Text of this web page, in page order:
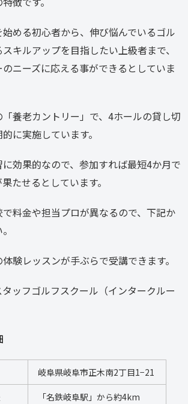
める初心者から、伸び悩んでいるゴル
キルアップを目指したい上級者まで、
ニーズに応える事ができるとしていま
養老カントリー」で、4ホールの貸し切
に実施しています。
効果的なので、参加すれば最短4か月で
たせるとしています。
料金や担当プロが異なるので、下記か
験レッスンが手ぶらで受講できます。
タッフゴルフスクール（インタークルー
岐阜県岐阜市正木南2丁目1−21
「名鉄岐阜駅」から約4km